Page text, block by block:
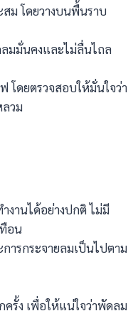
ม โดยวางบนพื้นราบ
มมั่นคงและไม่ลื่นไถล
โดยตรวจสอบให้มั่นใจว่า
วม
งานได้อย่างปกติ ไม่มี
อน
ารกระจายลมเป็นไปตาม
รั้ง เพื่อให้แน่ใจว่าพัดลม